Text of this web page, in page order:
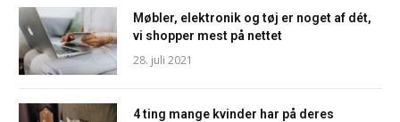
Møbler, elektronik og tøj er noget af dét,
vi shopper mest på nettet
28. juli 2021
4 ting mange kvinder har på deres